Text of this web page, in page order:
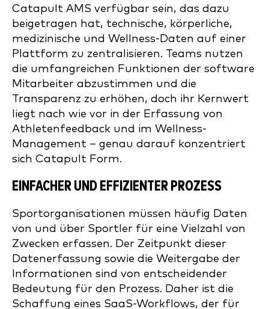
Catapult AMS verfügbar sein, das dazu
beigetragen hat, technische, körperliche,
medizinische und Wellness-Daten auf einer
Plattform zu zentralisieren. Teams nutzen
die umfangreichen Funktionen der software
Mitarbeiter abzustimmen und die
Transparenz zu erhöhen, doch ihr Kernwert
liegt nach wie vor in der Erfassung von
Athletenfeedback und im Wellness-
Management – genau darauf konzentriert
sich Catapult Form.
EINFACHER UND EFFIZIENTER PROZESS
Sportorganisationen müssen häufig Daten
von und über Sportler für eine Vielzahl von
Zwecken erfassen. Der Zeitpunkt dieser
Datenerfassung sowie die Weitergabe der
Informationen sind von entscheidender
Bedeutung für den Prozess. Daher ist die
Schaffung eines SaaS-Workflows, der für